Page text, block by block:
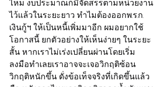
ไหม งบประมาณก็มีจัดสรรตามหน่วยงาน
ไว้แล้วในระยะยาว ทำไมต้องออกพ.ร.ก.
เงินกู้ฯ ให้เป็นหนี้เพิ่มมาอีก ผมอยากใช้
โอกาสนี้ ยกตัวอย่างให้เห็นง่ายๆ ในระยะ
สั้น หากเราไม่เร่งเปลี่ยนผ่านโดยเริ่ม
ลงมือทำเลยเราอาจจะเจอวิกฤติซ้อน
วิกฤติหนักขึ้น ดั่งข้อเท็จจริงที่เกิดขึ้นแล้ว